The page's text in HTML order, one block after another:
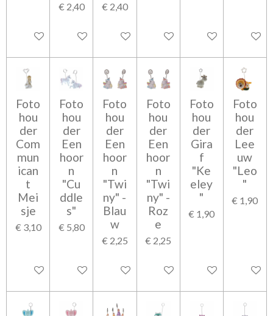
In winkelwagen
€ 2,40
In winkelwagen
€ 2,40
In winkelwagenIn winkelwagenIn winkelwagen
In
Foto
hou
der
Com
mun
ican
t
Mei
sje
€ 3,10
In winkelwagen
Foto
hou
der
Een
hoor
n
"Cu
ddle
s"
€ 5,80
In winkelwagen
Foto
hou
der
Een
hoor
n
"Twi
ny" -
Blau
w
€ 2,25
In winkelwagen
Foto
hou
der
Een
hoor
n
"Twi
ny" -
Roz
e
€ 2,25
In winkelwagen
Foto
hou
der
Gira
f
"Ke
eley
"
€ 1,90
In winkelwagen
Foto
hou
der
Lee
uw
"Leo
"
€ 1,90
In